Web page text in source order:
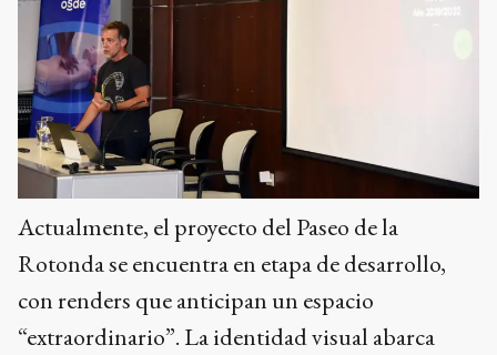
Actualmente, el proyecto del Paseo de la
Rotonda se encuentra en etapa de desarrollo,
con renders que anticipan un espacio
“extraordinario”. La identidad visual abarca